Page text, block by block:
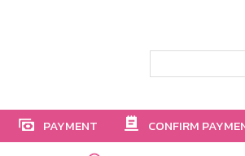
PAYMENT CONFIRM